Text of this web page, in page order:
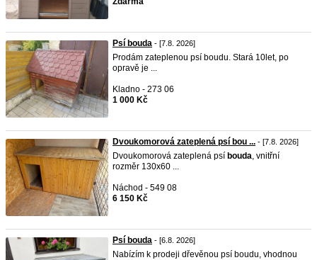
Psí bouda - [7.8. 2026]
Prodám zateplenou psí boudu. Stará 10let, po
opravě je ...
Kladno - 273 06
1 000 Kč
Dvoukomorová zateplená psí bou ... - [7.8. 2026]
Dvoukomorová zateplená psí bouda, vnitřní
rozměr 130x60 ...
Náchod - 549 08
6 150 Kč
Psí bouda - [6.8. 2026]
Nabízím k prodeji dřevěnou psí boudu, vhodnou